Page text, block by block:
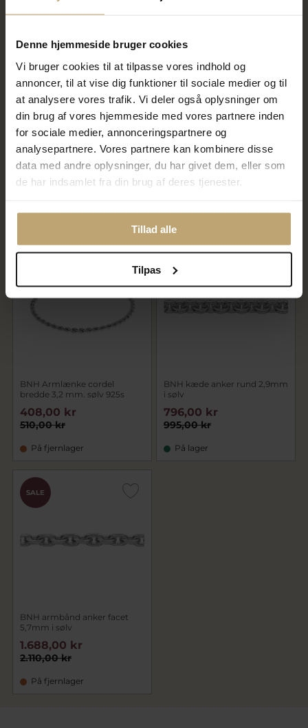
Denne hjemmeside bruger cookies
Vi bruger cookies til at tilpasse vores indhold og
annoncer, til at vise dig funktioner til sociale medier og til
at analysere vores trafik. Vi deler også oplysninger om
din brug af vores hjemmeside med vores partnere inden
for sociale medier, annonceringspartnere og
analysepartnere. Vores partnere kan kombinere disse
data med andre oplysninger, du har givet dem, eller som
de har indsamlet fra din brug af deres tjenester.
Tillad alle
Tilpas
SALE
BNH Armbånd anker rund
sølv t 1,00/br 2,9mm 21cm
492,00 kr
På fjernlager
BNH Armbånd anker facet
sølv forgyldt t 1,0/br 2,5 mm
18,5cm
665,00 kr
532,00 kr
På lager
BNH Armlænke cordel
bredde 3,2 mm. sølv 925s
510,00 kr
408,00 kr
På fjernlager
BNH kæde anker rund 2,9mm
i sølv
995,00 kr
796,00 kr
På lager
SALE
BNH armbånd anker facet
5,7mm i sølv
2.110,00 kr
1.688,00 kr
På fjernlager